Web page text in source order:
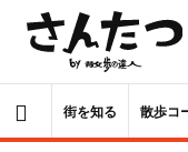
街を知る 散歩コ